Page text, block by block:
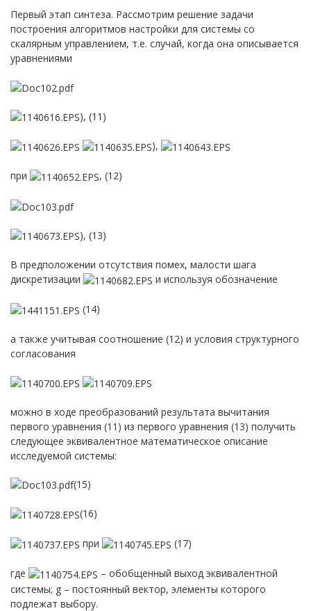
Первый этап синтеза. Рассмотрим решение задачи
построения алгоритмов настройки для системы со
скалярным управлением, т.е. случай, когда она описывается
уравнениями
), (11)
),
при , (12)
), (13)
В предположении отсутствия помех, малости шага
дискретизации
и используя обозначение
(14)
а также учитывая соотношение (12) и условия структурного
согласования
можно в ходе преобразований результата вычитания
первого уравнения (11) из первого уравнения (13) получить
следующее эквивалентное математическое описание
исследуемой системы:
(15)
(16)
при (17)
где
– обобщенный выход эквивалентной
системы; g – постоянный вектор, элементы которого
подлежат выбору.